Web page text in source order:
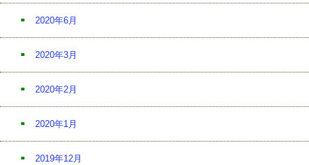
2020年6月
2020年3月
2020年2月
2020年1月
2019年12月